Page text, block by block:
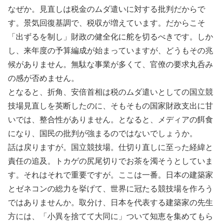
なぜか。見直しは税金のムダ遣いに対する批判だからで
す。景気回復基調で、税収が増えています。だからこそ
「出ずるを制し」財政の健全化に舵を切るべきです。しか
し、来年度の予算編成が始まっていますが、どうもその兆
候がありません。無駄な事業が多くて、官僚の要求丸呑み
の感が否めません。
となると、折角、安倍首相は税のムダ遣いとしての国立競
技場見直しを英断したのに、そもそもの国家財政支出に甘
いでは、整合性がありません。となると、メディアの餌食
になり、国民の批判が強まるのではないでしょうか。
話は戻りますが。国立競技場。仕切り直しに至った経緯と
責任の追及。トカゲの尻尾切りでお茶を濁そうとしていま
す。それはそれで重要ですが。ここは一番。日本の建築家
とゼネコンの総力を挙げて、世界に冠たる競技場を作ろう
ではありませんか。取分け、日本を代表する建築家の先生
方には、「小異を捨てて大同に」ついて知恵を集めてもら